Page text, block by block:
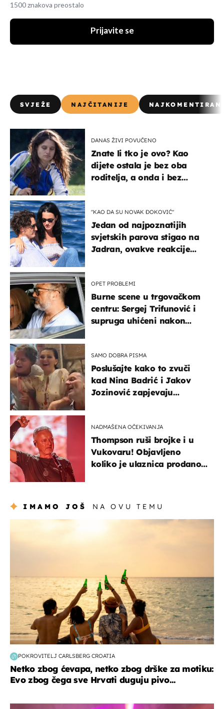
1500 znakova preostalo
Prijavite se
SVJEŽE NAJČITANIJE
DANAS ŽIVI POVUČENO
Znate li tko je ovo? Kao
dijete ostala je bez oba
roditelja, a onda i bez
"KAO DA SU NOVAK ĐOKOVIĆ"
Jedan od najpoznatijih
svjetskih parova stigao na
Jadran, ovakve reakcije
OPET PROBLEMI
Burne scene u trgovačkom
centru: Sergej Trifunović i
supruga uhićeni nakon
SAMO DOBRA PISMA
Poslušajte kako to zvuči
kad Nina Badrić i Jakov
Jozinović zapjevaju
NADMAŠENA OČEKIVANJA
Thompson ruši brojke i u
Vukovaru! Objavljeno
koliko je ulaznica prodano
IMAMO JOŠ NA OVU TEMU
POKROVITELJ CARLSBERG CROATIA
Netko zbog ćevapa, netko zbog drške za motiku:
Evo zbog čega sve Hrvati duguju pivo...